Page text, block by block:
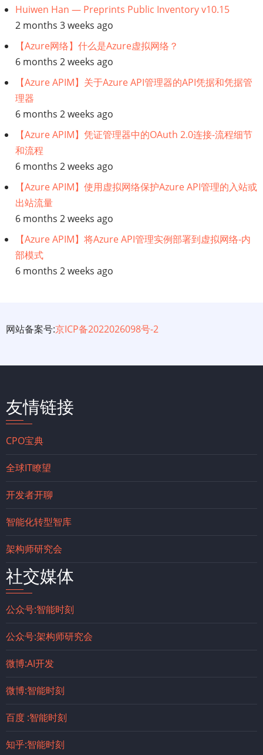
Huiwen Han — Preprints Public Inventory v10.15
2 months 3 weeks ago
【Azure网络】什么是Azure虚拟网络？
6 months 2 weeks ago
【Azure APIM】关于Azure API管理器的API凭据和凭据管
理器
6 months 2 weeks ago
【Azure APIM】凭证管理器中的OAuth 2.0连接-流程细节
和流程
6 months 2 weeks ago
【Azure APIM】使用虚拟网络保护Azure API管理的入站或
出站流量
6 months 2 weeks ago
【Azure APIM】将Azure API管理实例部署到虚拟网络-内
部模式
6 months 2 weeks ago
网站备案号:京ICP备2022026098号-2
友情链接
CPO宝典
全球IT瞭望
开发者开聊
智能化转型智库
架构师研究会
社交媒体
公众号:智能时刻
公众号:架构师研究会
微博:AI开发
微博:智能时刻
百度 :智能时刻
知乎:智能时刻